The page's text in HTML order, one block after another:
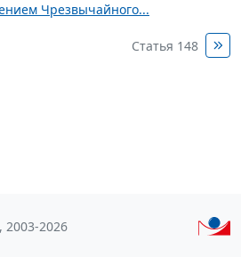
Чрезвычайного...
Статья 148
2026